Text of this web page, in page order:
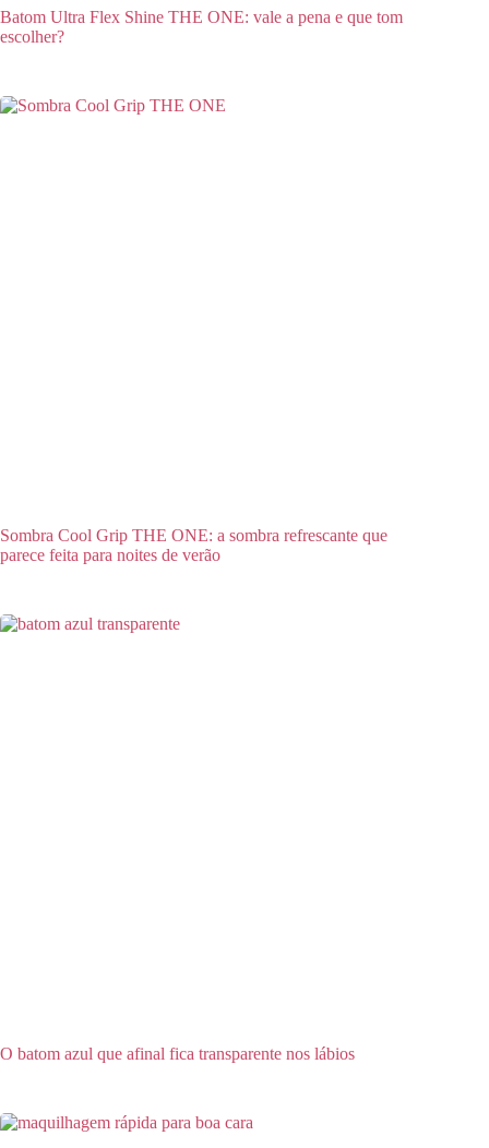
Batom Ultra Flex Shine THE ONE: vale a pena e que tom
escolher?
Sombra Cool Grip THE ONE: a sombra refrescante que
parece feita para noites de verão
O batom azul que afinal fica transparente nos lábios